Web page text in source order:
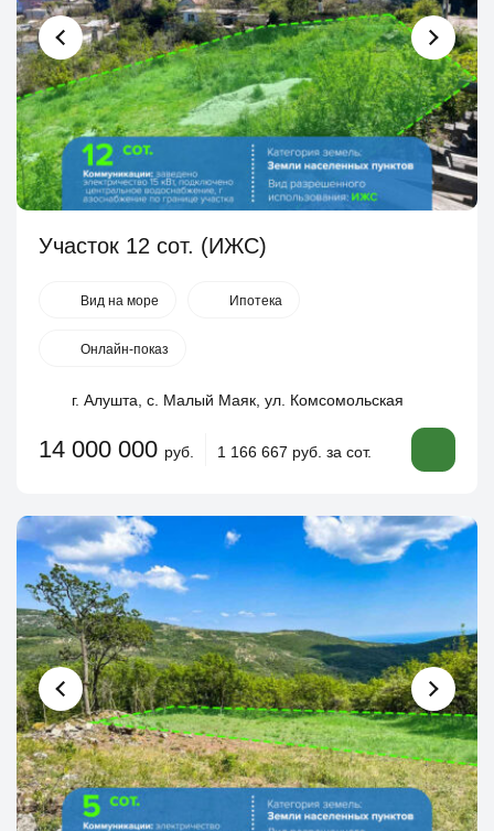
Участок 12 сот. (ИЖС)
Вид на море Ипотека
Онлайн-показ
г. Алушта, с. Малый Маяк, ул. Комсомольская
14 000 000 руб. 1 166 667 руб. за сот.